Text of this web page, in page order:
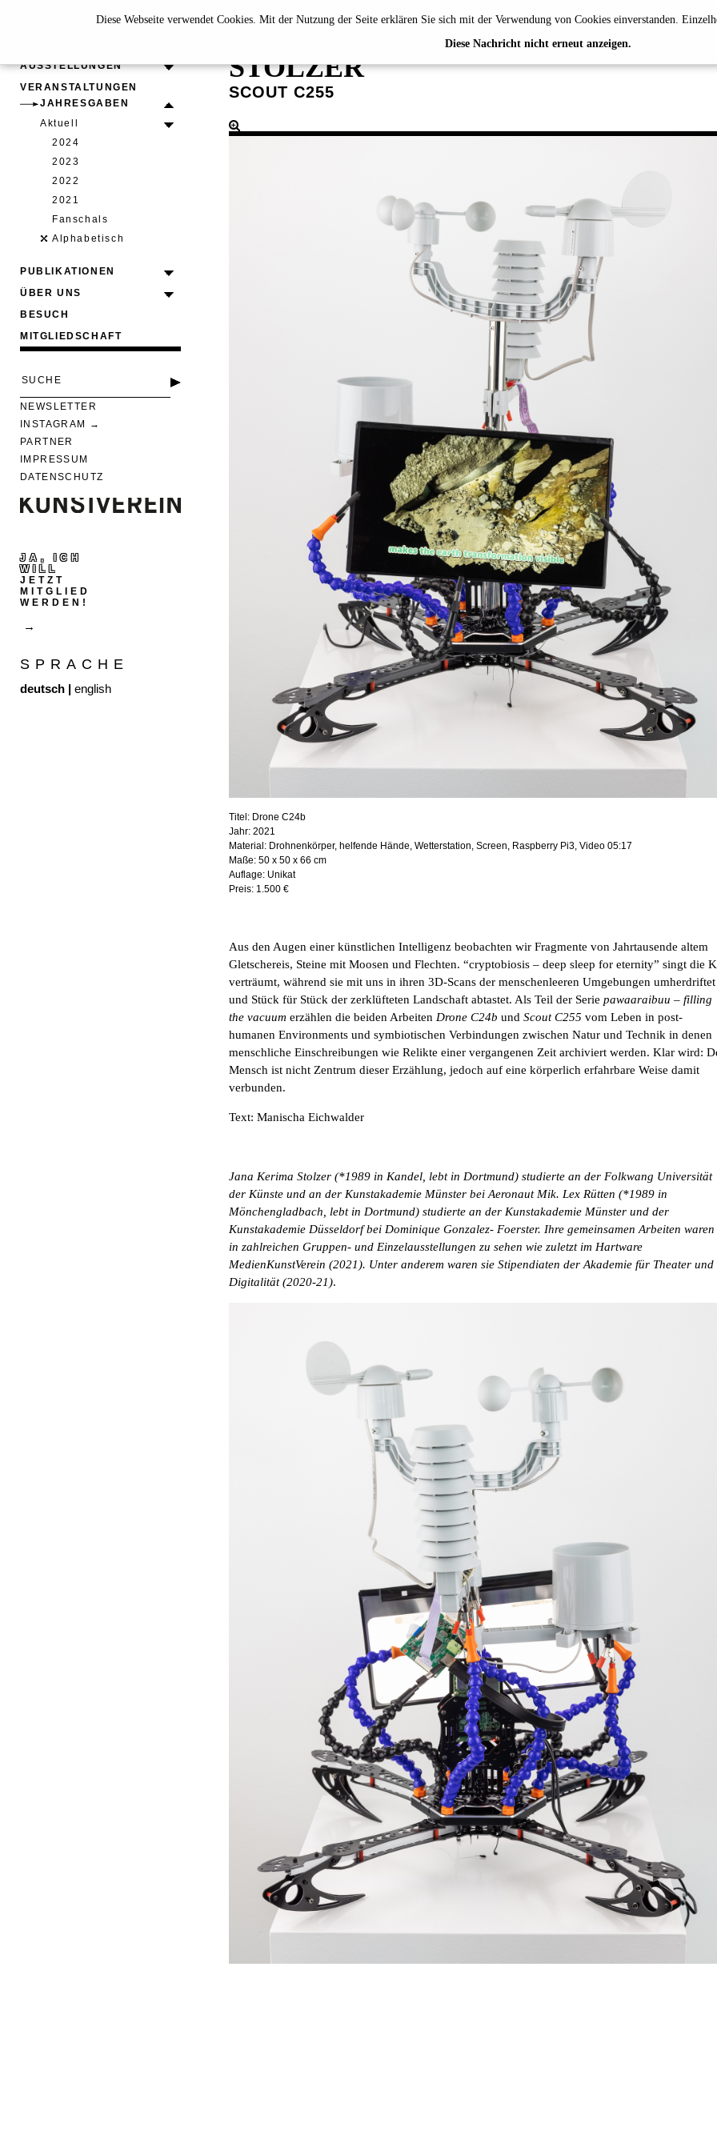
Diese Webseite verwendet Cookies. Mit der Nutzung der Seite erklären Sie sich mit der Verwendung von Cookies einverstanden.
Diese Nachricht nicht erneut anzeigen.
AUSSTELLUNGEN
VERANSTALTUNGEN
JAHRESGABEN
Aktuell
2024
2023
2022
2021
Fanschals
Alphabetisch
PUBLIKATIONEN
ÜBER UNS
BESUCH
MITGLIEDSCHAFT
NEWSLETTER
INSTAGRAM
PARTNER
IMPRESSUM
DATENSCHUTZ
JA, ICH
WILL
JETZT
MITGLIED
WERDEN!
SPRACHE
deutsch | english
LEX RÜTTEN & JANA KERIMA
STOLZER
SCOUT C255
Titel: Drone C24b
Jahr: 2021
Material: Drohnenkörper, helfende Hände, Wetterstation, Screen, Raspberry Pi3, Video 05:17
Maße: 50 x 50 x 66 cm
Auflage: Unikat
Preis: 1.500 €
Aus den Augen einer künstlichen Intelligenz beobachten wir Fragmente von Jahrtausende altem
Gletschereis, Steine mit Moosen und Flechten. “cryptobiosis – deep sleep for eternity” singt die
verträumt, während sie mit uns in ihren 3D-Scans der menschenleeren Umgebungen umherdriftet
und Stück für Stück der zerklüfteten Landschaft abtastet. Als Teil der Serie pawaaraibuu – filling
the vacuum erzählen die beiden Arbeiten Drone C24b und Scout C255 vom Leben in post-
humanen Environments und symbiotischen Verbindungen zwischen Natur und Technik in denen
menschliche Einschreibungen wie Relikte einer vergangenen Zeit archiviert werden. Klar wird:
Mensch ist nicht Zentrum dieser Erzählung, jedoch auf eine körperlich erfahrbare Weise damit
verbunden.
Text: Manischa Eichwalder
Jana Kerima Stolzer (*1989 in Kandel, lebt in Dortmund) studierte an der Folkwang Universität
der Künste und an der Kunstakademie Münster bei Aeronaut Mik. Lex Rütten (*1989 in
Mönchengladbach, lebt in Dortmund) studierte an der Kunstakademie Münster und der
Kunstakademie Düsseldorf bei Dominique Gonzalez- Foerster. Ihre gemeinsamen Arbeiten waren
in zahlreichen Gruppen- und Einzelausstellungen zu sehen wie zuletzt im Hartware
MedienKunstVerein (2021). Unter anderem waren sie Stipendiaten der Akademie für Theater und
Digitalität (2020-21).